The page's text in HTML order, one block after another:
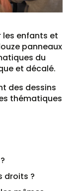
enfants et
panneaux
du
et décalé.
des dessins
thématiques
droits ?